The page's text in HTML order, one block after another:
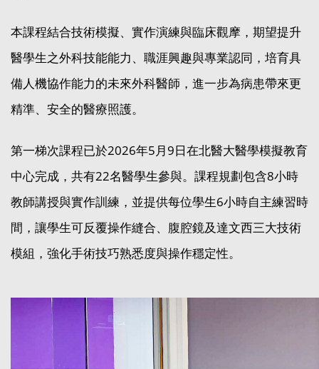
本課程結合技術模擬、實作演練與臨床觀摩，期望提升
醫學生之外科技能能力、職涯興趣與專業認同，培育具
備人機協作能力的未來外科醫師，進一步為病患帶來更
精準、安全的醫療照護。
第一梯次課程已於2026年5月9日在北醫大醫學模擬教育
中心完成，共有22名醫學生參與。課程規劃包含8小時
教師講授與實作訓練，並提供每位學生6小時自主練習時
間，讓學生可反覆操作縫合、腹腔鏡及達文西三大技術
模組，強化手術技巧熟悉度與操作穩定性。